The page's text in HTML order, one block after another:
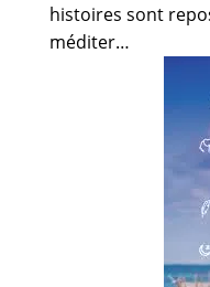
histoires sont
méditer…